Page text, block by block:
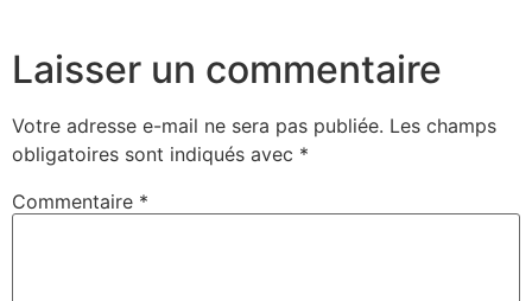
Laisser un commentaire
Votre adresse e-mail ne sera pas publiée. Les champs
obligatoires sont indiqués avec *
Commentaire *